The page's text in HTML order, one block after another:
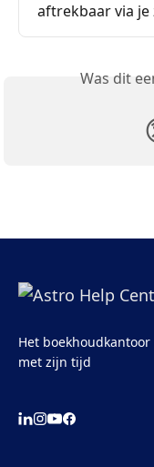
aftrekbaar via je
Was dit
Het
met zijn tijd